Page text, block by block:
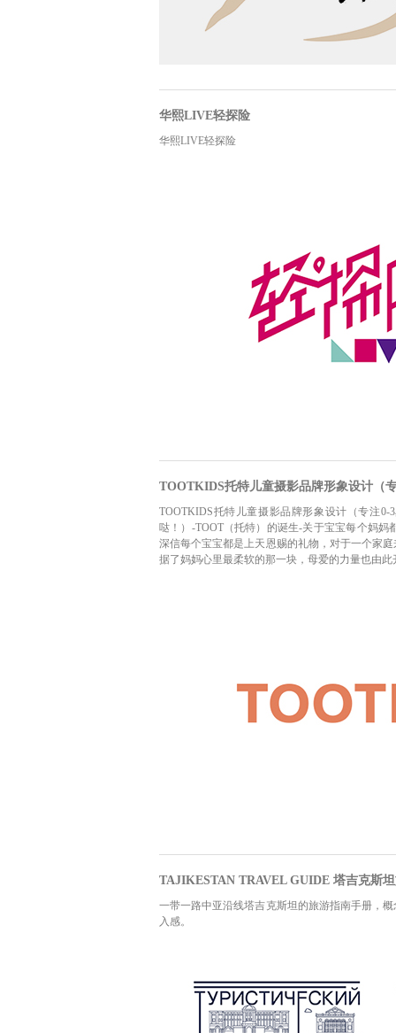
华熙LIVE轻探险
华熙LIVE轻探险
TOOTKIDS托特儿童摄影品牌形象设计（
TOOTKIDS托特儿童摄影品牌形象设计（专注
哒！）-TOOT（托特）的诞生-关于宝宝每个妈
深信每个宝宝都是上天恩赐的礼物，对于一个家
据了妈妈心里最柔软的那一块，母爱的力量也由
TAJIKESTAN TRAVEL GUIDE 塔吉克斯
一带一路中亚沿线塔吉克斯坦的旅游指南手册，
入感。